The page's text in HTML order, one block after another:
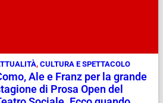
, CULTURA E SPETTACOLO
Ale e Franz per la grande
di Prosa Open del